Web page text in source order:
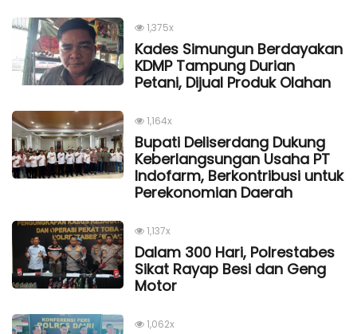
1,375x
Kades Simungun Berdayakan
KDMP Tampung Durian
Petani, Dijual Produk Olahan
1,164x
Bupati Deliserdang Dukung
Keberlangsungan Usaha PT
Indofarm, Berkontribusi untuk
Perekonomian Daerah
1,137x
Dalam 300 Hari, Polrestabes
Sikat Rayap Besi dan Geng
Motor
1,062x